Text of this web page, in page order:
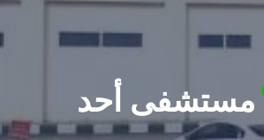
مستشفى أحد